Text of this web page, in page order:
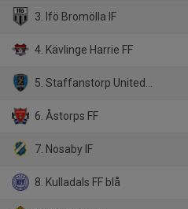
3. Ifö Bromölla IF
4. Kävlinge Harrie FF
5. Staffanstorp United FC
6. Åstorps FF
7. Nosaby IF
8. Kulladals FF blå